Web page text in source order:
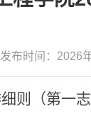
发布时间：
则（第一